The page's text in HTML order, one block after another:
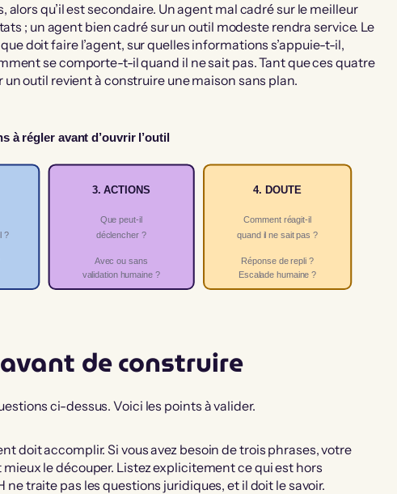
alors qu’il est secondaire. Un agent mal cadré sur le meilleur
; un agent bien cadré sur un outil modeste rendra service. Le
doit faire l’agent, sur quelles informations s’appuie-t-il,
se comporte-t-il quand il ne sait pas. Tant que ces quatre
outil revient à construire une maison sans plan.
à régler avant d’ouvrir l’outil
?
3. ACTIONS
Que peut-il
déclencher ?
Avec ou sans
validation humaine ?
4. DOUTE
Comment réagit-il
quand il ne sait pas ?
Réponse de repli ?
Escalade humaine ?
de construire
ci-dessus. Voici les points à valider.
doit accomplir. Si vous avez besoin de trois phrases, votre
le découper. Listez explicitement ce qui est hors
traite pas les questions juridiques, et il doit le savoir.